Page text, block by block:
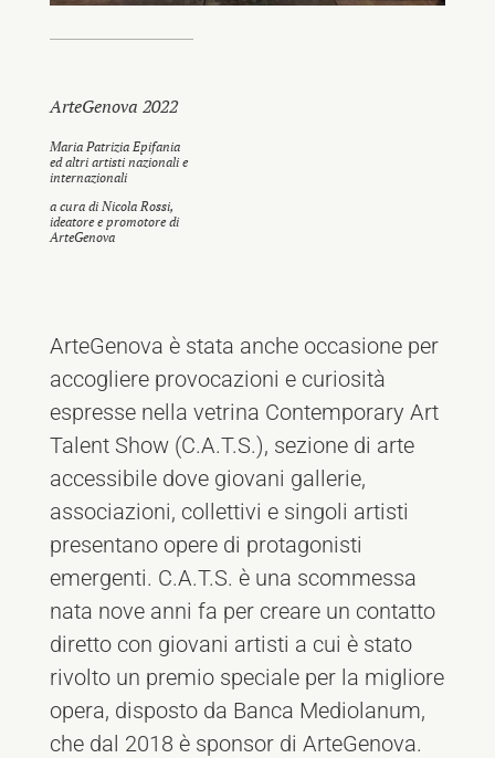
ArteGenova 2022
Maria Patrizia Epifania
ed altri artisti nazionali e
internazionali
a cura di Nicola Rossi,
ideatore e promotore di
ArteGenova
ArteGenova è stata anche occasione per
accogliere provocazioni e curiosità
espresse nella vetrina Contemporary Art
Talent Show (C.A.T.S.), sezione di arte
accessibile dove giovani gallerie,
associazioni, collettivi e singoli artisti
presentano opere di protagonisti
emergenti. C.A.T.S. è una scommessa
nata nove anni fa per creare un contatto
diretto con giovani artisti a cui è stato
rivolto un premio speciale per la migliore
opera, disposto da Banca Mediolanum,
che dal 2018 è sponsor di ArteGenova.